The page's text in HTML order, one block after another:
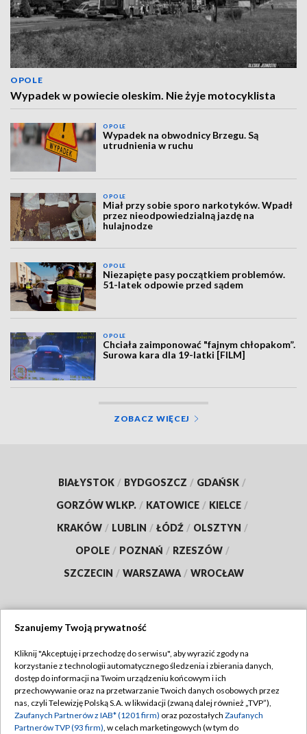
OPOLE
Wypadek w powiecie oleskim. Nie żyje motocyklista
OPOLE
Wypadek na obwodnicy Brzegu. Są
utrudnienia w ruchu
OPOLE
Miał przy sobie sporo narkotyków. Wpadł
przez nieodpowiedzialną jazdę na
hulajnodze
OPOLE
Niezapięte pasy początkiem problemów.
51-latek odpowie przed sądem
OPOLE
Chciała zaimponować "fajnym chłopakom”.
Surowa kara dla 19-latki [FILM]
ZOBACZ WIĘCEJ
BIAŁYSTOK / BYDGOSZCZ / GDAŃSK /
GORZÓW WLKP. / KATOWICE / KIELCE /
KRAKÓW / LUBLIN / ŁÓDŹ / OLSZTYN /
OPOLE / POZNAŃ / RZESZÓW /
SZCZECIN / WARSZAWA / WROCŁAW
TVP
Abonament TVP
Emisja w TVP
Regulamin TVP
Polityka prywatności
Szanujemy Twoją prywatność
Kliknij "Akceptuję i przechodzę do serwisu", aby wyrazić zgody na
korzystanie z technologii automatycznego śledzenia i zbierania danych,
dostęp do informacji na Twoim urządzeniu końcowym i ich
przechowywanie oraz na przetwarzanie Twoich danych osobowych przez
nas, czyli Telewizję Polską S.A. w likwidacji (zwaną dalej również „TVP”),
Zaufanych Partnerów z IAB* (1201 firm) oraz pozostałych Zaufanych
Partnerów TVP (93 firm), w celach marketingowych (w tym do